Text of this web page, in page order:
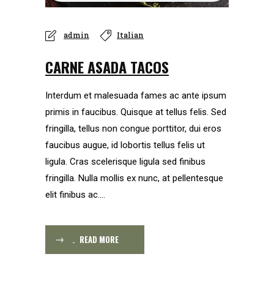
admin Italian
CARNE ASADA TACOS
Interdum et malesuada fames ac ante ipsum
primis in faucibus. Quisque at tellus felis. Sed
fringilla, tellus non congue porttitor, dui eros
faucibus augue, id lobortis tellus felis ut
ligula. Cras scelerisque ligula sed finibus
fringilla. Nulla mollis ex nunc, at pellentesque
elit finibus ac....
READ MORE